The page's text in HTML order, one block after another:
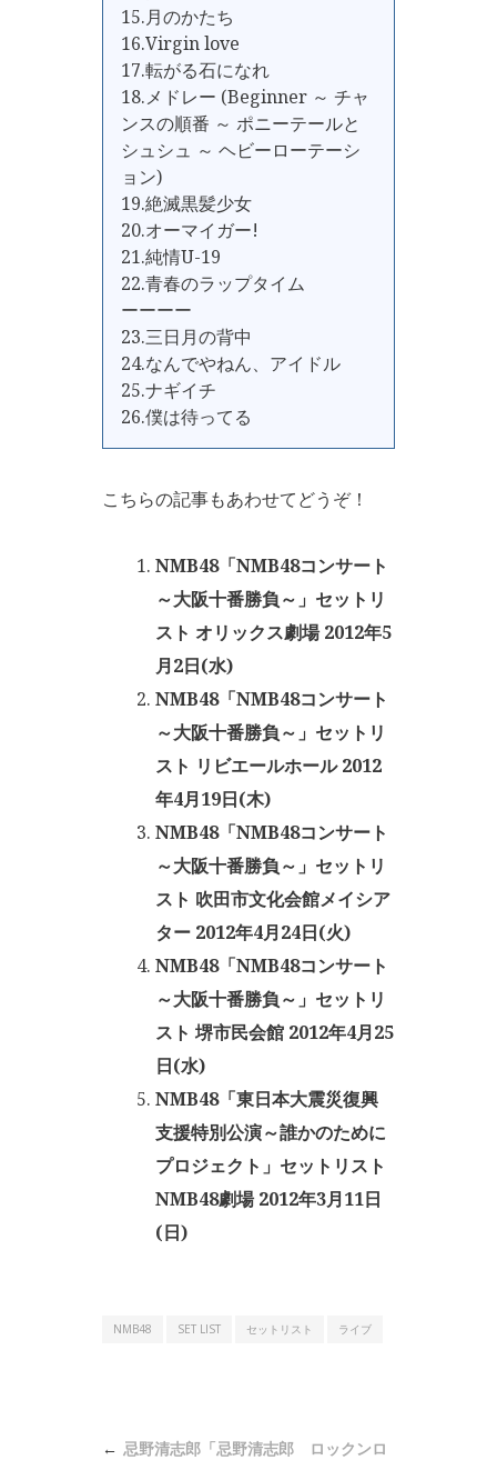
15.月のかたち
16.Virgin love
17.転がる石になれ
18.メドレー (Beginner ～ チャ
ンスの順番 ～ ポニーテールと
シュシュ ～ ヘビーローテーシ
ョン)
19.絶滅黒髪少女
20.オーマイガー!
21.純情U-19
22.青春のラップタイム
ーーーー
23.三日月の背中
24.なんでやねん、アイドル
25.ナギイチ
26.僕は待ってる
こちらの記事もあわせてどうぞ！
NMB48「NMB48コンサート
～大阪十番勝負～」セットリ
スト オリックス劇場 2012年5
月2日(水)
NMB48「NMB48コンサート
～大阪十番勝負～」セットリ
スト リビエールホール 2012
年4月19日(木)
NMB48「NMB48コンサート
～大阪十番勝負～」セットリ
スト 吹田市文化会館メイシア
ター 2012年4月24日(火)
NMB48「NMB48コンサート
～大阪十番勝負～」セットリ
スト 堺市民会館 2012年4月25
日(水)
NMB48「東日本大震災復興
支援特別公演～誰かのために
プロジェクト」セットリスト
NMB48劇場 2012年3月11日
(日)
NMB48 SET LIST セットリスト ライブ
忌野清志郎「忌野清志郎 ロックンロ